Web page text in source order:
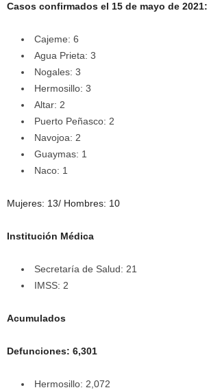
Casos confirmados el 15 de mayo de 2021:
Cajeme: 6
Agua Prieta: 3
Nogales: 3
Hermosillo: 3
Altar: 2
Puerto Peñasco: 2
Navojoa: 2
Guaymas: 1
Naco: 1
Mujeres: 13/ Hombres: 10
Institución Médica
Secretaría de Salud: 21
IMSS: 2
Acumulados
Defunciones: 6,301
Hermosillo: 2,072